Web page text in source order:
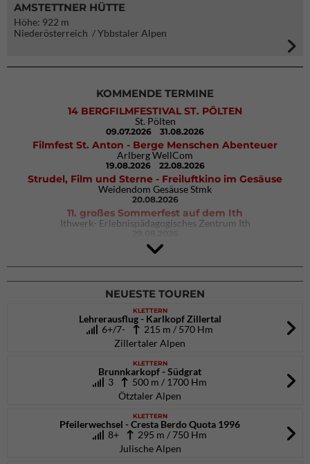
AMSTETTNER HÜTTE
Höhe: 922 m
Niederösterreich / Ybbstaler Alpen
KOMMENDE TERMINE
14 BERGFILMFESTIVAL ST. PÖLTEN
St. Pölten
09.07.2026 31.08.2026
Filmfest St. Anton - Berge Menschen Abenteuer
Arlberg WellCom
19.08.2026 22.08.2026
Strudel, Film und Sterne - Freiluftkino im Gesäuse
Weidendom Gesäuse Stmk
20.08.2026
11. großes Sommerfest auf dem Ith
Ithwerk- Erlebnispädagogisches Zentrum Ith
4Blocs KIDS 2026
DAV Kletter- & Boulderzentrum München Süd (Thalkirchen)
26.09.2026
NEUESTE TOUREN
KLETTERN
Lehrerausflug - Karlkopf Zillertal
6+/7-
215 m / 570 Hm
Zillertaler Alpen
KLETTERN
Brunnkarkopf - Südgrat
3
500 m / 1700 Hm
Ötztaler Alpen
KLETTERN
Pfeilerwechsel - Cresta Berdo Quota 1996
8+
295 m / 750 Hm
Julische Alpen